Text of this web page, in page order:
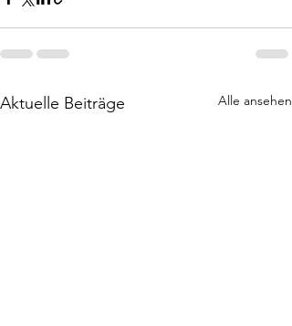
Aktuelle Beiträge Alle ansehen